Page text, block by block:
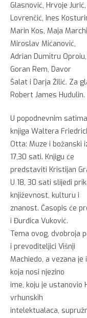
Glasnović, Hrvoje
Lovrenčić, Ines
Marin Kos, Maja
Miroslav Mićanović,
Adrian Dumitru
Goran Rem, Davor
Šalat i Darja Žilić. Za
Robert James Hudulin.
U popodnevnim
knjiga Waltera
Otta: Muze i božanski
17,30 sati. Knjigu će
predstaviti Kristijan
U 18, 30 sati slijedi
književnost, kulturu i
znanost. Časopis će
i Đurđica Vuković.
Tema ovog, dvobroja
i prevoditeljici Višnji
Machiedo, a vezana je
koja nosi njezino
ime, koju je ustanovio
vrhunskih
intelektualaca,